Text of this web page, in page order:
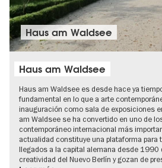
Haus am Waldsee
Haus am Waldsee
Haus am Waldsee es desde hace ya
fundamental en lo que a arte
inauguración como sala de exposiciones
am Waldsee se ha convertido en uno de
contemporáneo internacional más
actualidad constituye una plataforma
llegados a la capital alemana desde 1990
creatividad del Nuevo Berlín y gozan de